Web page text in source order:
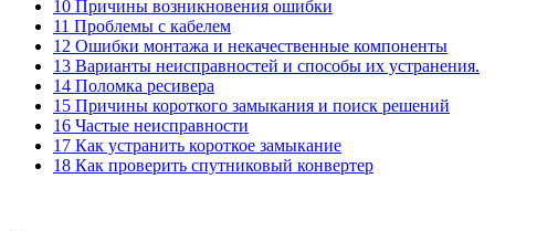
10 Причины возникновения ошибки
11 Проблемы с кабелем
12 Ошибки монтажа и некачественные компоненты
13 Варианты неисправностей и способы их устранения.
14 Поломка ресивера
15 Причины короткого замыкания и поиск решений
16 Частые неисправности
17 Как устранить короткое замыкание
18 Как проверить спутниковый конвертер